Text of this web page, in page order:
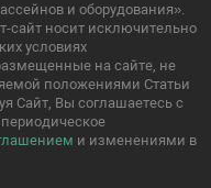
и оборудования».
носит исключительно
условиях
на сайте, не
положениями Статьи
Сайт, Вы соглашаетесь с
и изменениями в